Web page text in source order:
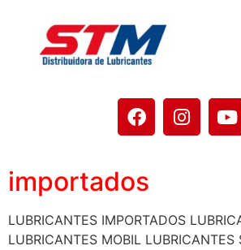
importados
LUBRICANTES IMPORTADOS
LUBRICANTES MOBIL LUBRICANTES